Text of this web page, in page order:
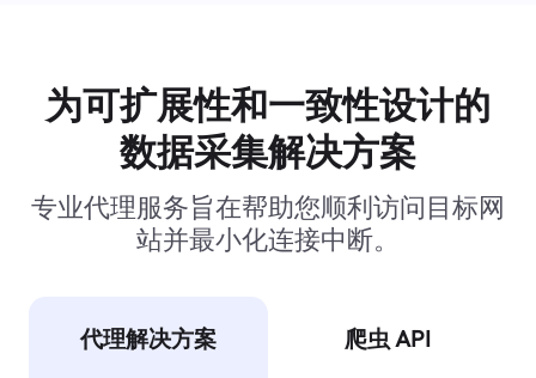
为可扩展性和一致性设计的
数据采集解决方案
专业代理服务旨在帮助您顺利访问目标网
站并最小化连接中断。
代理解决方案 爬虫 API